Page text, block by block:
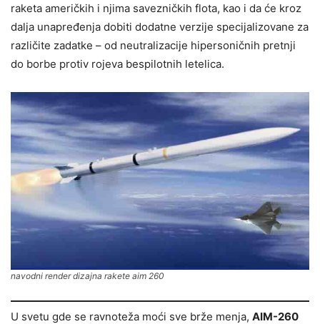
raketa američkih i njima savezničkih flota, kao i da će kroz
dalja unapređenja dobiti dodatne verzije specijalizovane za
različite zadatke – od neutralizacije hipersoničnih pretnji
do borbe protiv rojeva bespilotnih letelica.
navodni render dizajna rakete aim 260
U svetu gde se ravnoteža moći sve brže menja, AIM-260